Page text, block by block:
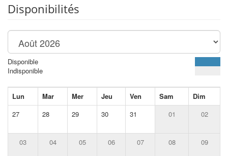
Disponibilités
Disponible
Indisponible
Lun Mar Mer Jeu Ven Sam
Dim
27
28 29 30 31 01 02
03 04 05 06 07 08 09